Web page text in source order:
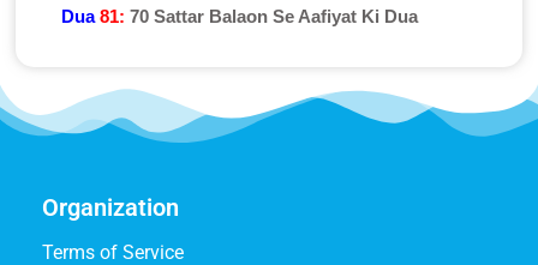
Dua 81: 70 Sattar Balaon Se Aafiyat Ki Dua
Organization
Terms of Service